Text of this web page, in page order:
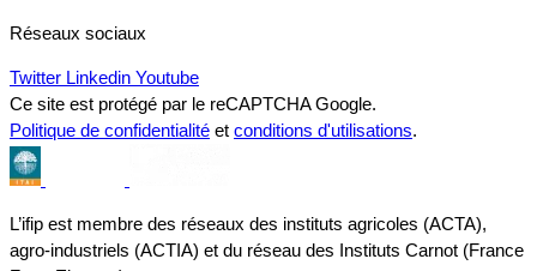
Réseaux sociaux
Twitter Linkedin Youtube
Ce site est protégé par le reCAPTCHA Google.
Politique de confidentialité et conditions d'utilisations.
L’ifip est membre des réseaux des instituts agricoles (ACTA),
agro-industriels (ACTIA) et du réseau des Instituts Carnot (France